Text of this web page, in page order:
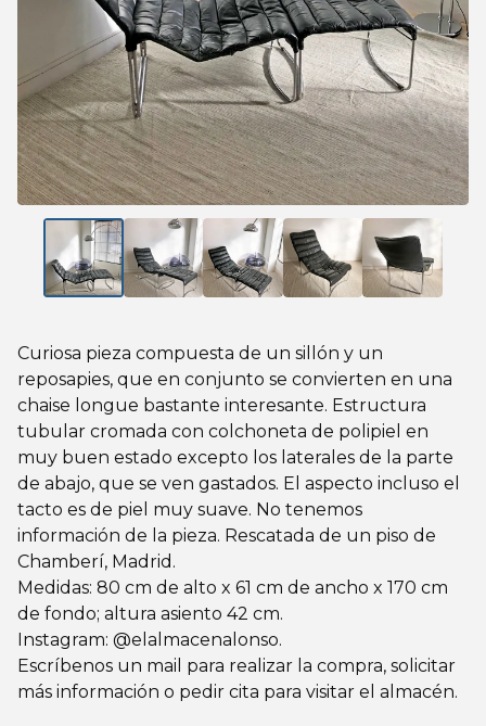
Curiosa pieza compuesta de un sillón y un
reposapies, que en conjunto se convierten en una
chaise longue bastante interesante. Estructura
tubular cromada con colchoneta de polipiel en
muy buen estado excepto los laterales de la parte
de abajo, que se ven gastados. El aspecto incluso el
tacto es de piel muy suave. No tenemos
información de la pieza. Rescatada de un piso de
Chamberí, Madrid.
Medidas: 80 cm de alto x 61 cm de ancho x 170 cm
de fondo; altura asiento 42 cm.
Instagram: @elalmacenalonso.
Escríbenos un mail para realizar la compra, solicitar
más información o pedir cita para visitar el almacén.